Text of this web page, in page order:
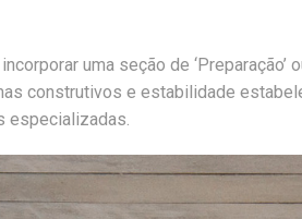
uma seção de
construtivos e estabilidade
especializadas.